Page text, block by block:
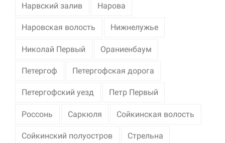
Нарвский залив Нарова
Наровская волость Нижнелужье
Николай Первый Ораниенбаум
Петергоф Петергофская дорога
Петергофский уезд Петр Первый
Россонь Саркюля Сойкинская волость
Сойкинский полуостров Стрельна